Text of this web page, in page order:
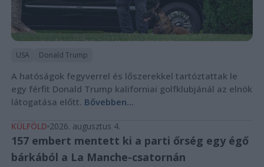
USA Donald Trump
A hatóságok fegyverrel és lőszerekkel tartóztattak le
egy férfit Donald Trump kaliforniai golfklubjánál az elnök
látogatása előtt. Bővebben...
KÜLFÖLD 2026. augusztus 4.
157 embert mentett ki a parti őrség egy égő
bárkából a La Manche-csatornán